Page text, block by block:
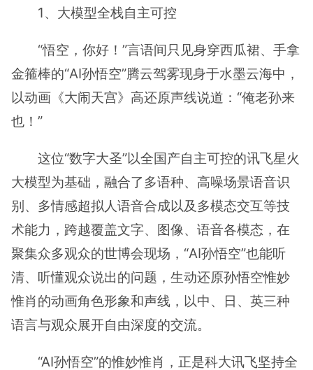
1、大模型全栈自主可控
“悟空，你好！”言语间只见身穿西瓜裙、手拿
金箍棒的“AI孙悟空”腾云驾雾现身于水墨云海中，
以动画《大闹天宫》高还原声线说道：“俺老孙来
也！”
这位“数字大圣”以全国产自主可控的讯飞星火
大模型为基础，融合了多语种、高噪场景语音识
别、多情感超拟人语音合成以及多模态交互等技
术能力，跨越覆盖文字、图像、语音各模态，在
聚集众多观众的世博会现场，“AI孙悟空”也能听
清、听懂观众说出的问题，生动还原孙悟空惟妙
惟肖的动画角色形象和声线，以中、日、英三种
语言与观众展开自由深度的交流。
“AI孙悟空”的惟妙惟肖，正是科大讯飞坚持全